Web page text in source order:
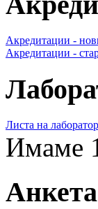
Акредитации -
Акредитации -
Листа на
Имаме
Анкета